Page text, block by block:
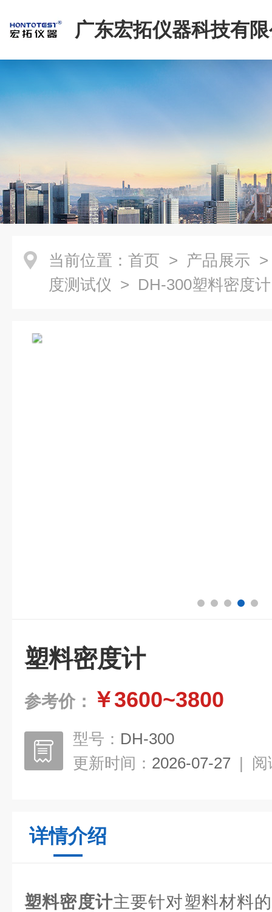
广东宏拓仪器科技有
当前位置： 首页 > 产品展示
度测试仪 > DH-300塑料密度计
塑料密度计
参考价： ￥3600~3800
型号： DH-300
更新时间： 2026-07-27 | 阅
详情介绍
塑料密度计主要针对塑料材料